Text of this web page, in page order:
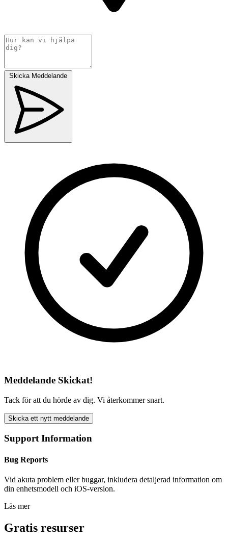
Skicka Meddelande
Meddelande Skickat!
Tack för att du hörde av dig. Vi återkommer snart.
Skicka ett nytt meddelande
Support Information
Bug Reports
Vid akuta problem eller buggar, inkludera detaljerad information om
din enhetsmodell och iOS-version.
Läs mer
Gratis resurser